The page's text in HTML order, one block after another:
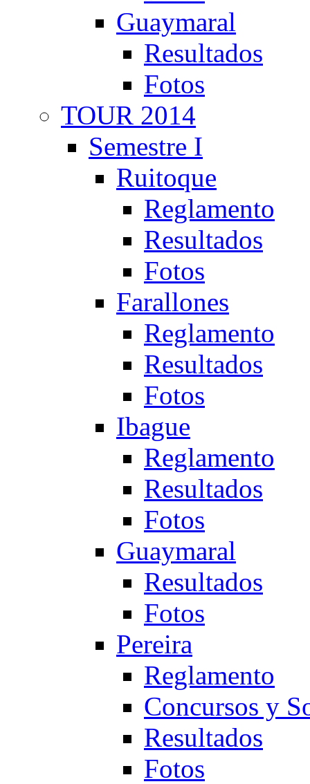
Guaymaral
Resultados
Fotos
TOUR 2014
Semestre I
Ruitoque
Reglamento
Resultados
Fotos
Farallones
Reglamento
Resultados
Fotos
Ibague
Reglamento
Resultados
Fotos
Guaymaral
Resultados
Fotos
Pereira
Reglamento
Concursos y
Resultados
Fotos